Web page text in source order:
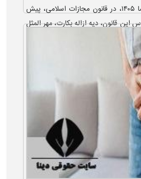
دیه ازاله بکارت و افضا ۱۴۰۵، در قانون مجازات اسلامی، پیش
قانون، دیه ازاله بکارت، مهر المثل
یکی شدن مجرای ادرار و عادت ماهیانه